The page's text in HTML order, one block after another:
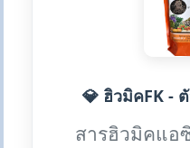
💎 ฮิวมิคFK -
สารฮิวมิคแอ